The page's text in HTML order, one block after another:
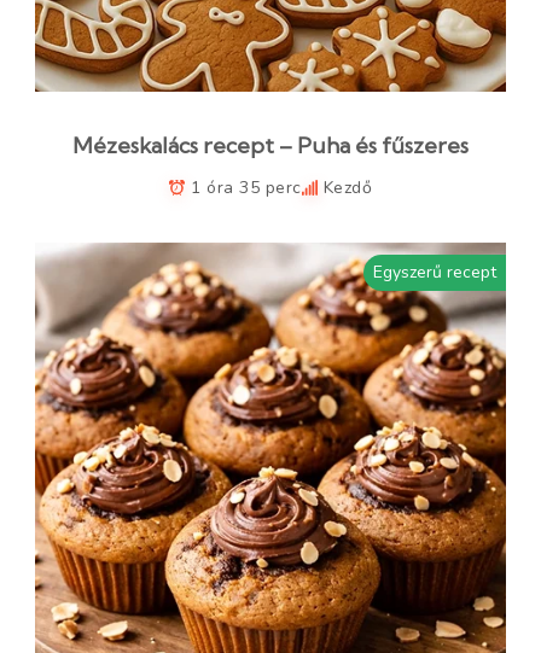
Mézeskalács recept – Puha és fűszeres
1 óra 35 perc Kezdő
Egyszerű recept